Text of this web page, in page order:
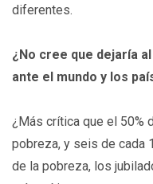
diferentes.
¿No cree que dejaría
ante el mundo y los
¿Más crítica que el 50%
pobreza, y seis de cada
de la pobreza, los